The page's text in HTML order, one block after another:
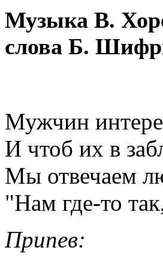
Музыка В.
слова Б.
Мужчин
И чтоб их в
Мы отвечаем
"Нам где-то
Припев: